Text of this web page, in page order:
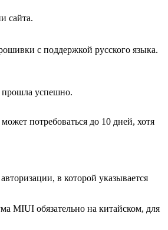
сайта.
с поддержкой русского языка.
прошла успешно.
потребоваться до 10 дней, хотя
в которой указывается
MIUI обязательно на китайском, для